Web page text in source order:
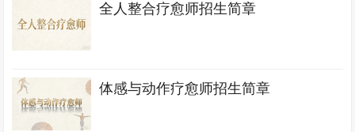
全人整合疗愈师招生简章
体感与动作疗愈师招生简章